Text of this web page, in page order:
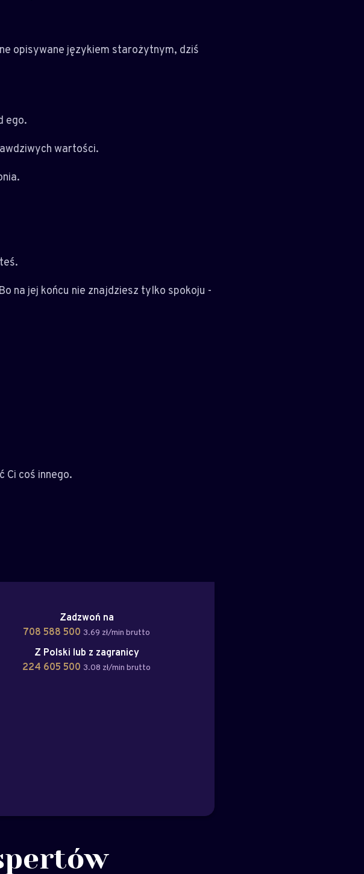
opisywane językiem starożytnym, dziś
ego.
wartości.
na jej końcu nie znajdziesz tylko spokoju -
Ci coś innego.
Zadzwoń na
708 588 500 3.69 zł/min brutto
Z Polski lub z zagranicy
224 605 500 3.08 zł/min brutto